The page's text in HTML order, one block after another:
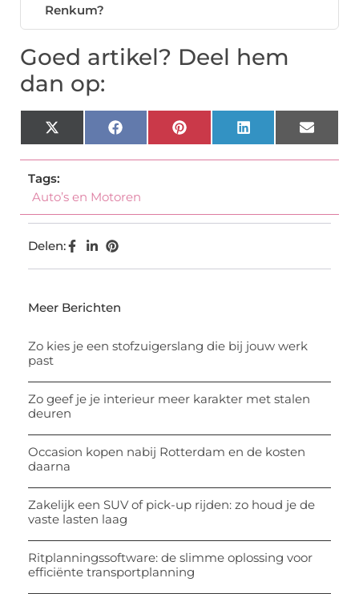
Renkum?
Goed artikel? Deel hem
dan op:
X
(Twitter)
FacebookPinterest LinkedIn Email
Tags:
Auto’s en Motoren
Delen:
Meer Berichten
Zo kies je een stofzuigerslang die bij jouw werk
past
Zo geef je je interieur meer karakter met stalen
deuren
Occasion kopen nabij Rotterdam en de kosten
daarna
Zakelijk een SUV of pick-up rijden: zo houd je de
vaste lasten laag
Ritplanningssoftware: de slimme oplossing voor
efficiënte transportplanning